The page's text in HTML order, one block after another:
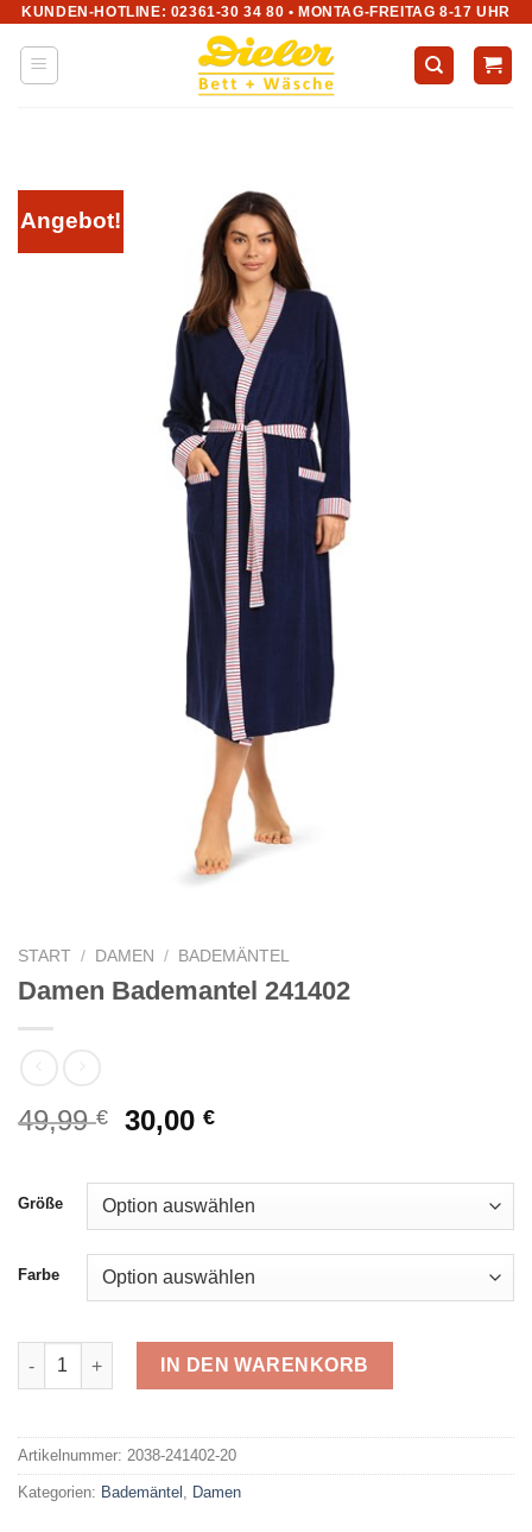
Zum
Inhalt
springen
KUNDEN-HOTLINE: 02361-30 34 80 • MONTAG-FREITAG 8-17 UHR
Angebot!
START / DAMEN / BADEMÄNTEL
Damen Bademantel 241402
49,99€
Ursprünglicher
war:
49,99 €
30,00€Aktueller
ist:
30,00 €.
Größe
Farbe
Damen Bademantel 241402 Menge
IN DEN WARENKORB
Artikelnummer: 2038-241402-20
Kategorien: Bademäntel , Damen